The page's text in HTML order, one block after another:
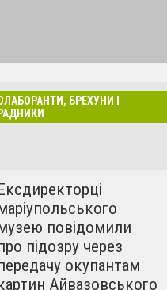
ми розпочинаємо
вона буде
БРЕХУНИ І
повідомили
підозру через
окупантам
Айвазовського